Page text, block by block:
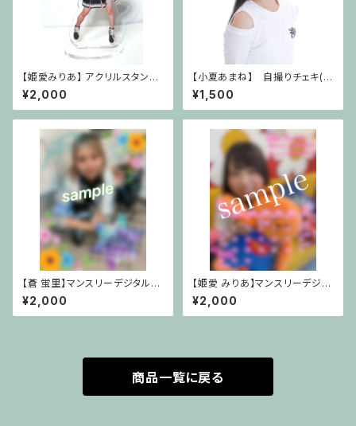
【姫愛みりあ】 アクリルスタンド
セット
¥2,000
【小夏あまね】 自撮りチェキ(サ
イン無し)
¥1,500
【蒼 蛍里】マンスリーデジタルカ
レンダー2026年7月Ver.
¥2,000
【姫愛 みりあ】マンスリーデジタ
ルカレンダー2026年6月Ver.
¥2,000
商品一覧に戻る